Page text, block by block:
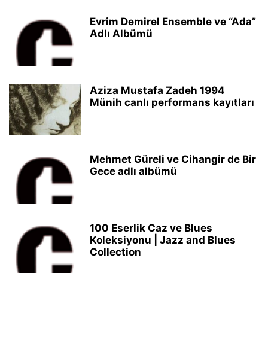
Evrim Demirel Ensemble ve “Ada”
Adlı Albümü
Aziza Mustafa Zadeh 1994
Münih canlı performans kayıtları
Mehmet Güreli ve Cihangir de Bir
Gece adlı albümü
100 Eserlik Caz ve Blues
Koleksiyonu | Jazz and Blues
Collection